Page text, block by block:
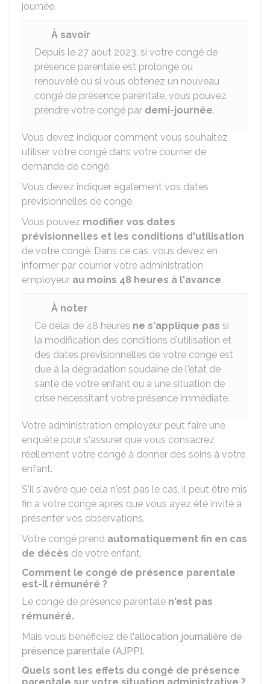
journée.
À savoir
Depuis le 27 aout 2023, si votre congé de
présence parentale est prolongé ou
renouvelé ou si vous obtenez un nouveau
congé de présence parentale, vous pouvez
prendre votre congé par demi-journée.
Vous devez indiquer comment vous souhaitez
utiliser votre congé dans votre courrier de
demande de congé.
Vous devez indiquer également vos dates
prévisionnelles de congé.
Vous pouvez modifier vos dates
prévisionnelles et les conditions d'utilisation
de votre congé. Dans ce cas, vous devez en
informer par courrier votre administration
employeur au moins 48 heures à l'avance.
À noter
Ce délai de 48 heures ne s'applique pas si
la modification des conditions d'utilisation et
des dates prévisionnelles de votre congé est
due à la dégradation soudaine de l'état de
santé de votre enfant ou à une situation de
crise nécessitant votre présence immédiate.
Votre administration employeur peut faire une
enquête pour s'assurer que vous consacrez
réellement votre congé à donner des soins à votre
enfant.
S'il s'avère que cela n'est pas le cas, il peut être mis
fin à votre congé après que vous ayez été invité à
présenter vos observations.
Votre congé prend automatiquement fin en cas
de décès de votre enfant.
Comment le congé de présence parentale
est-il rémunéré ?
Le congé de présence parentale n'est pas
rémunéré.
Mais vous bénéficiez de l'allocation journalière de
présence parentale (AJPP).
Quels sont les effets du congé de présence